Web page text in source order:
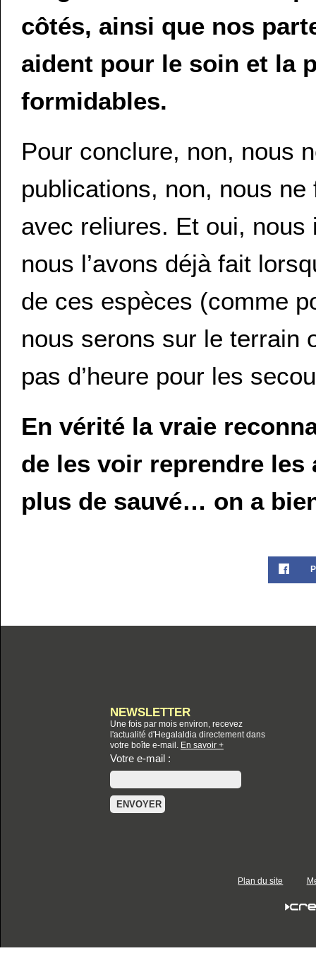
côtés, ainsi que nos
aident pour le soin et la
formidables.
Pour conclure, non, nous
publications, non, nous
avec reliures. Et oui,
nous l’avons déjà fait
de ces espèces (comme
nous serons sur le terrain
pas d’heure pour les
En vérité la vraie
de les voir reprendre les
plus de sauvé… on a
NEWSLETTER
Une fois par mois environ, recevez
l'actualité d'Hegalaldia directement dans
votre boîte e-mail.
En savoir +
Votre e-mail :
Plan du site